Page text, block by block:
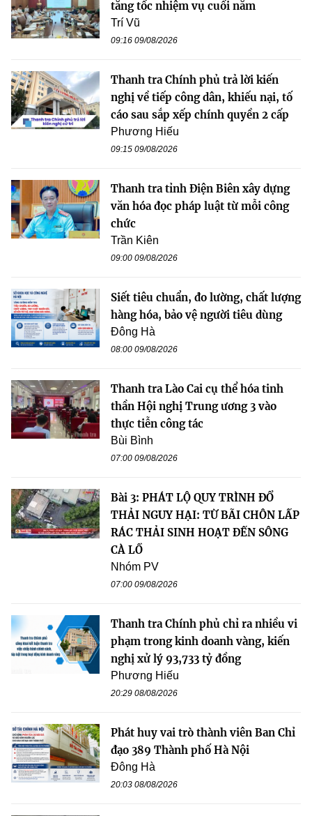
tăng tốc nhiệm vụ cuối năm
Trí Vũ
09:16 09/08/2026
Thanh tra Chính phủ trả lời kiến
nghị về tiếp công dân, khiếu nại, tố
cáo sau sắp xếp chính quyền 2 cấp
Phương Hiếu
09:15 09/08/2026
Thanh tra tỉnh Điện Biên xây dựng
văn hóa đọc pháp luật từ mỗi công
chức
Trần Kiên
09:00 09/08/2026
Siết tiêu chuẩn, đo lường, chất lượng
hàng hóa, bảo vệ người tiêu dùng
Đông Hà
08:00 09/08/2026
Thanh tra Lào Cai cụ thể hóa tinh
thần Hội nghị Trung ương 3 vào
thực tiễn công tác
Bùi Bình
07:00 09/08/2026
Bài 3: PHÁT LỘ QUY TRÌNH ĐỔ
THẢI NGUY HẠI: TỪ BÃI CHÔN LẤP
RÁC THẢI SINH HOẠT ĐẾN SÔNG
CÀ LỒ
Nhóm PV
07:00 09/08/2026
Thanh tra Chính phủ chỉ ra nhiều vi
phạm trong kinh doanh vàng, kiến
nghị xử lý 93,733 tỷ đồng
Phương Hiếu
20:29 08/08/2026
Phát huy vai trò thành viên Ban Chỉ
đạo 389 Thành phố Hà Nội
Đông Hà
20:03 08/08/2026